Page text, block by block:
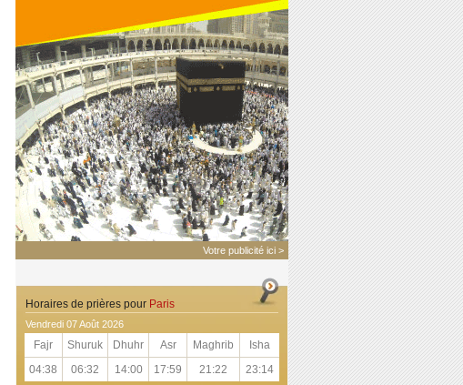
Votre publicité ici >
Horaires de prières pour Paris
Vendredi 07 Août 2026
Fajr Shuruk Dhuhr Asr Maghrib
Isha
04:38
06:32 14:00 17:59 21:22 23:14